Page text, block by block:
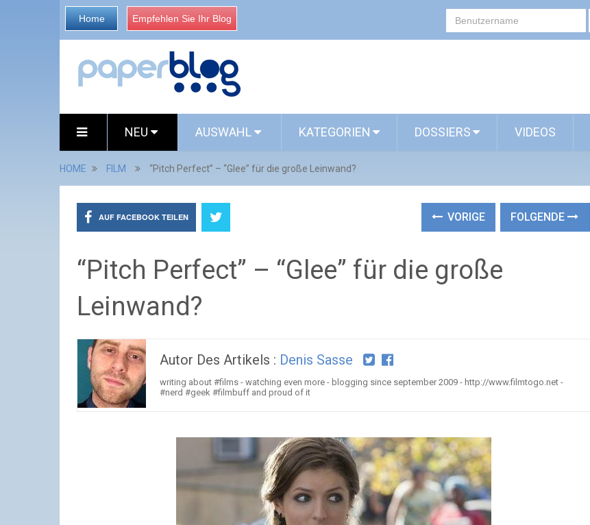
Home Empfehlen Sie Ihr Blog
NEU AUSWAHL KATEGORIEN DOSSIERS VIDEOS
HOME FILM “Pitch Perfect” – “Glee” für die große Leinwand?
AUF FACEBOOK TEILEN VORIGE FOLGENDE
“Pitch Perfect” – “Glee” für die große
Leinwand?
Autor Des Artikels : Denis Sasse
writing about #films - watching even more - blogging since september 2009 - http://www.filmtogo.net -
#nerd #geek #filmbuff and proud of it